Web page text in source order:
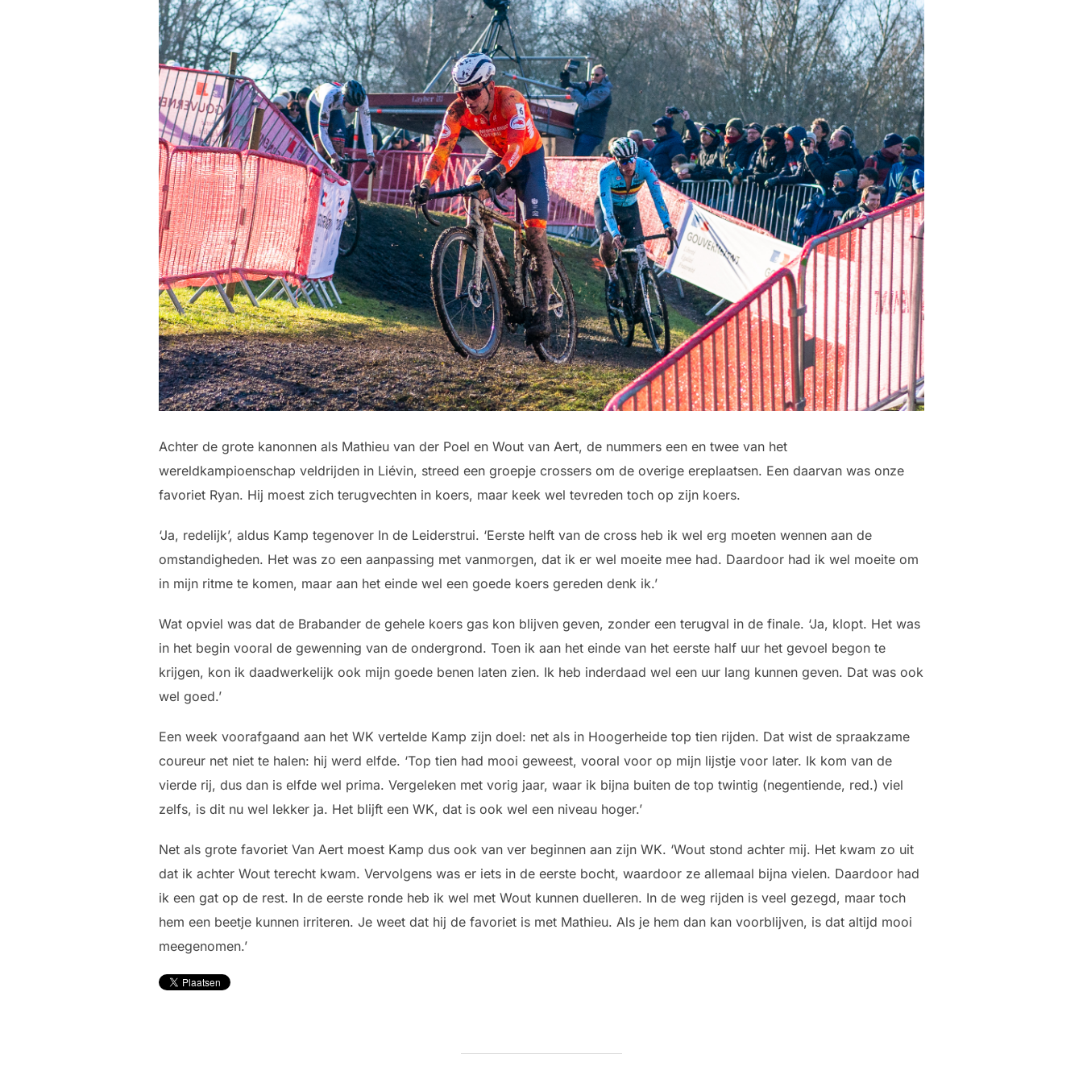
Achter de grote kanonnen als Mathieu van der Poel en Wout van Aert, de nummers een en twee van het
wereldkampioenschap veldrijden in Liévin, streed een groepje crossers om de overige ereplaatsen. Een daarvan was onze
favoriet Ryan. Hij moest zich terugvechten in koers, maar keek wel tevreden toch op zijn koers.
‘Ja, redelijk’, aldus Kamp tegenover In de Leiderstrui. ‘Eerste helft van de cross heb ik wel erg moeten wennen aan de
omstandigheden. Het was zo een aanpassing met vanmorgen, dat ik er wel moeite mee had. Daardoor had ik wel moeite om
in mijn ritme te komen, maar aan het einde wel een goede koers gereden denk ik.’
Wat opviel was dat de Brabander de gehele koers gas kon blijven geven, zonder een terugval in de finale. ‘Ja, klopt. Het was
in het begin vooral de gewenning van de ondergrond. Toen ik aan het einde van het eerste half uur het gevoel begon te
krijgen, kon ik daadwerkelijk ook mijn goede benen laten zien. Ik heb inderdaad wel een uur lang kunnen geven. Dat was ook
wel goed.’
Een week voorafgaand aan het WK vertelde Kamp zijn doel: net als in Hoogerheide top tien rijden. Dat wist de spraakzame
coureur net niet te halen: hij werd elfde. ‘Top tien had mooi geweest, vooral voor op mijn lijstje voor later. Ik kom van de
vierde rij, dus dan is elfde wel prima. Vergeleken met vorig jaar, waar ik bijna buiten de top twintig (negentiende, red.) viel
zelfs, is dit nu wel lekker ja. Het blijft een WK, dat is ook wel een niveau hoger.’
Net als grote favoriet Van Aert moest Kamp dus ook van ver beginnen aan zijn WK. ‘Wout stond achter mij. Het kwam zo uit
dat ik achter Wout terecht kwam. Vervolgens was er iets in de eerste bocht, waardoor ze allemaal bijna vielen. Daardoor had
ik een gat op de rest. In de eerste ronde heb ik wel met Wout kunnen duelleren. In de weg rijden is veel gezegd, maar toch
hem een beetje kunnen irriteren. Je weet dat hij de favoriet is met Mathieu. Als je hem dan kan voorblijven, is dat altijd mooi
meegenomen.’